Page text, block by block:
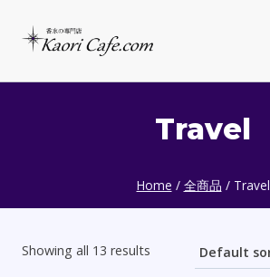
Travel
Home / 全商品 / Travel
Showing all 13 results